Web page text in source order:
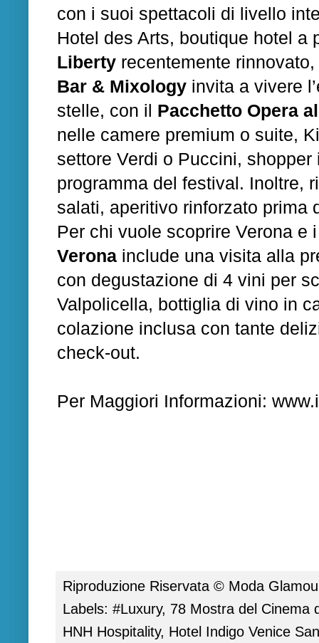
con i suoi spettacoli di livello
Hotel des Arts, boutique hotel
Liberty recentemente
Bar & Mixology invita a vivere
stelle, con il Pacchetto Opera
nelle camere premium o suite,
settore Verdi o Puccini,
programma del festival. Inoltre,
salati, aperitivo rinforzato prima
Per chi vuole scoprire Verona
Verona include una visita alla
con degustazione di 4 vini per
Valpolicella, bottiglia di vino in
colazione inclusa con tante
check-out.
Per Maggiori Informazioni:
Riproduzione Riservata © Moda
Labels: #Luxury, 78 Mostra del Cinema
HNH Hospitality, Hotel Indigo Venice